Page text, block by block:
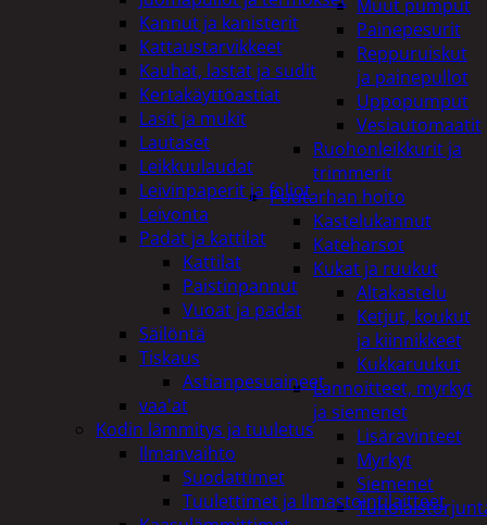
Muut pumput
Painepesurit
Reppuruiskut
ja painepullot
Uppopumput
Vesiautomaatit
Ruohonleikkurit ja
trimmerit
Puutarhan hoito
Kastelukannut
Kateharsot
Kukat ja ruukut
Altakastelu
Ketjut, koukut
ja kiinnikkeet
Kukkaruukut
Lannoitteet, myrkyt
ja siemenet
Lisäravinteet
Myrkyt
Siemenet
Kannut ja kanisterit
Kattaustarvikkeet
Kauhat, lastat ja sudit
Kertakäyttöastiat
Lasit ja mukit
Lautaset
Leikkuulaudat
Leivinpaperit ja foliot
Leivonta
Padat ja kattilat
Kattilat
Paistinpannut
Vuoat ja padat
Säilöntä
Tiskaus
Astianpesuaineet
vaa'at
Kodin lämmitys ja tuuletus
Ilmanvaihto
Suodattimet
Tuulettimet ja Ilmastointilaitteet